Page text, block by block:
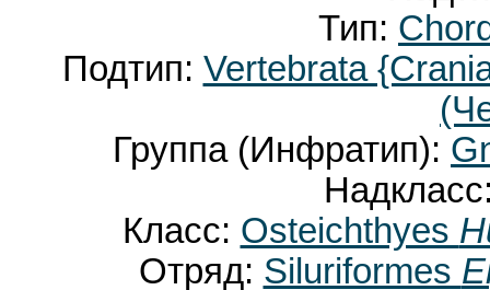
Тип:
Подтип: Vertebrata
Группа (Инфратип):
Класс: Osteichthyes
Отряд: Siluriformes